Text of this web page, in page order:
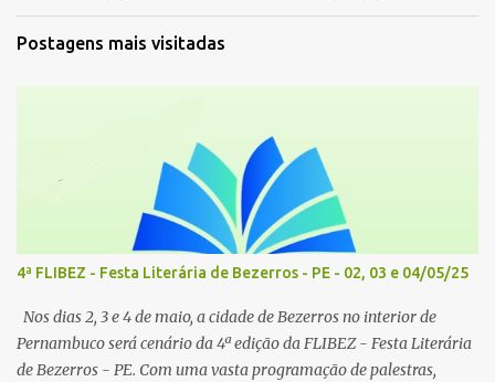
Postagens mais visitadas
4ª FLIBEZ - Festa Literária de Bezerros - PE - 02, 03 e 04/05/25
Nos dias 2, 3 e 4 de maio, a cidade de Bezerros no interior de
Pernambuco será cenário da 4ª edição da FLIBEZ - Festa Literária
de Bezerros - PE. Com uma vasta programação de palestras,